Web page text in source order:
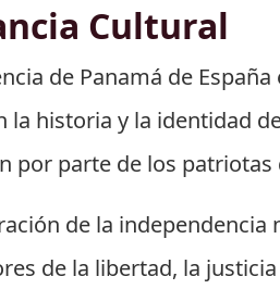
Cultural
de Panamá de
la historia y la identidad
por parte de los
de la
de la libertad, la